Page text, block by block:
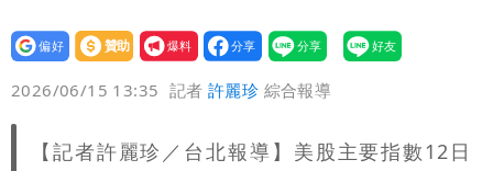
悼念
Uber Eats違法偷錢！外送員得自己檢
舉 停用誰負責？
「民間買到1500萬劑BNT補疫苗缺
口」 徐巧芯：民進黨當年刻意阻擋
陳妍希9歲兒暴風抽高 帥氣正面曝遺傳
設為
贊助
我要
爆料
2026/06/15 13:35 記者許麗珍 綜合報導
【記者許麗珍／台北報導】美股主要指數12日